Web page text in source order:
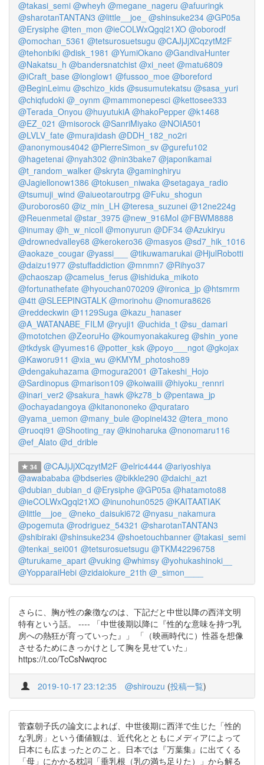
@takasi_semi @wheyh @megane_nageru @afuuringk
@sharotanTANTAN3 @little__joe_ @shinsuke234 @GP05a
@Erysiphe @ten_mon @ieCOLWxQgql21XO @oborodf
@omochan_5361 @tetsurosuetsugu @CAJjJjXCqzytM2F
@tehonbiki @disk_1981 @YumiOkano @GandivaHunter
@Nakatsu_h @bandersnatchist @xi_neet @matu6809
@iCraft_base @longlow1 @fussoo_moe @boreford
@BeginLeimu @schizo_kids @susumutekatsu @sasa_yuri
@chiqfudoki @_oynm @mammonepesci @kettosee333
@Terada_Onyou @huyutukiA @hakoPepper @k1468
@EZ_021 @misorock @SanriMiyako @NOIA501
@LVLV_fate @murajidash @DDH_182_no2ri
@anonymous4042 @PierreSimon_sv @gurefu102
@hagetenai @nyah302 @nin3bake7 @japonikamai
@t_random_walker @skryta @gaminghiryu
@Jagiellonow1386 @tokusen_niwaka @setagaya_radio
@tsumuji_wind @aiueotaroutrpg @Fuku_shogun
@uroboros60 @iz_min_LH @teresa_suzunei @12ne224g
@Reuenmetal @star_3975 @new_916Mol @FBWM8888
@inumay @h_w_nicoll @monyurun @DF34 @Azukiryu
@drownedvalley68 @kerokero36 @masyos @sd7_hik_1016
@aokaze_cougar @yassi___ @tikuwamarukai @HjulRobotti
@daizu1977 @stuffaddiction @mnmn7 @Rihyo37
@chaoszap @camelus_ferus @ishiduka_mikoto
@fortunathefate @hyouchan070209 @ironica_jp @htsmrm
@4tt @SLEEPINGTALK @morinohu @nomura8626
@reddeckwin @1129Suga @kazu_hanaser
@A_WATANABE_FILM @ryuji1 @uchida_t @su_damari
@mototchen @ZeoruHo @koumyonakakureg @shin_yone
@tkdysk @yumes16 @potter_ksk @poyo___ngot @gkojax
@Kaworu911 @xia_wu @KMYM_photosho89
@dengakuhazama @mogura2001 @Takeshi_Hojo
@Sardinopus @marison109 @koiwaiiii @hiyoku_rennri
@inari_ver2 @sakura_hawk @kz78_b @pentawa_jp
@ochayadangoya @kitanononeko @qurataro
@yama_uemon @many_bule @opinel432 @tera_mono
@ruoqi91 @Shooting_ray @kinoharuka @nonomaru116
@ef_Alato @d_drible
34 @CAJjJjXCqzytM2F @elric4444 @ariyoshiya
@awabababa @bdseries @bikkle290 @daichi_azt
@dubian_dubian_d @Erysiphe @GP05a @hatamoto88
@ieCOLWxQgql21XO @inunohun0525 @KAITAATIAK
@little__joe_ @neko_daisuki672 @nyasu_nakamura
@pogemuta @rodriguez_54321 @sharotanTANTAN3
@shibiraki @shinsuke234 @shoetouchbanner @takasi_semi
@tenkai_sei001 @tetsurosuetsugu @TKM42296758
@turukame_apart @vuking @whimsy @yohukashinoki__
@YopparaiHebi @zidaiokure_21th @_simon____
さらに、胸が性の象徴なのは、下記だと中世以降の西洋文明
特有という話。 ---- 「中世後期以降に『性的な意味を持つ乳
房への熱狂が育っていった』」 「（映画時代に）性器を想像
させるためにきっかけとして胸を見せていた」
https://t.co/TcCsNwqroc
2019-10-17 23:12:35 @shirouzu (投稿一覧)
菅森朝子氏の論文によれば、中世後期に西洋で生じた「性的
な乳房」という価値観は、近代化とともにメディアによって
日本にも広まったとのこと。日本では『万葉集』に出てくる
「母」にかかる枕詞「垂乳根（乳の満ち足りた）」から解る